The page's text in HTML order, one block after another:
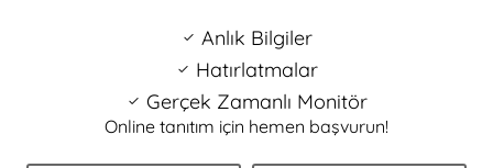
Anlık Bilgiler
Hatırlatmalar
Gerçek Zamanlı Monitör
Online tanıtım için hemen başvurun!